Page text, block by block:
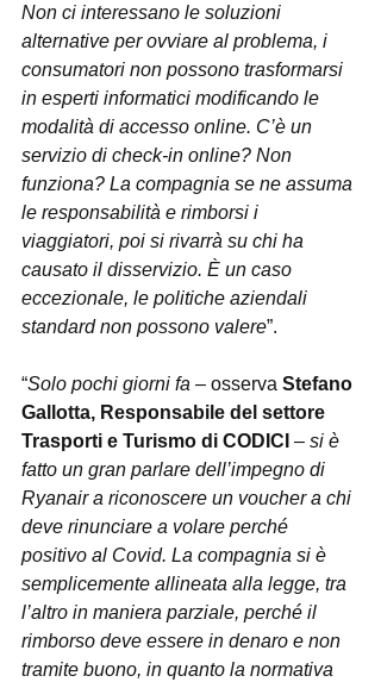
Non ci interessano le soluzioni
alternative per ovviare al problema, i
consumatori non possono trasformarsi
in esperti informatici modificando le
modalità di accesso online. C’è un
servizio di check-in online? Non
funziona? La compagnia se ne assuma
le responsabilità e rimborsi i
viaggiatori, poi si rivarrà su chi ha
causato il disservizio. È un caso
eccezionale, le politiche aziendali
standard non possono valere”.
“Solo pochi giorni fa – osserva Stefano
Gallotta, Responsabile del settore
Trasporti e Turismo di CODICI – si è
fatto un gran parlare dell’impegno di
Ryanair a riconoscere un voucher a chi
deve rinunciare a volare perché
positivo al Covid. La compagnia si è
semplicemente allineata alla legge, tra
l’altro in maniera parziale, perché il
rimborso deve essere in denaro e non
tramite buono, in quanto la normativa